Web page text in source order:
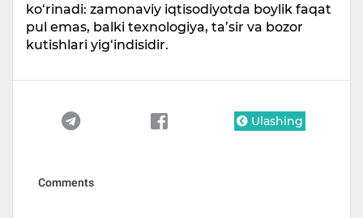
ko‘rinadi: zamonaviy iqtisodiyotda boylik faqat
pul emas, balki texnologiya, ta’sir va bozor
kutishlari yig‘indisidir.
Ulashing